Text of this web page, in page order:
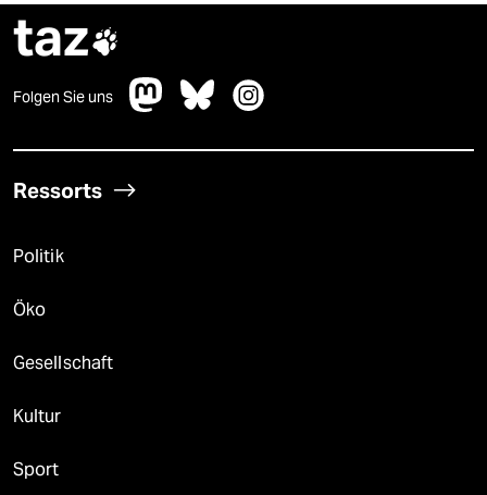
taz
Folgen Sie uns
Ressorts
Politik
Öko
Gesellschaft
Kultur
Sport